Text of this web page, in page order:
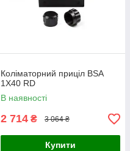
Коліматорний приціл BSA
1X40 RD
В наявності
2 714 ₴ 3 064 ₴
Купити